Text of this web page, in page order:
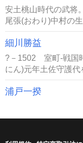
安土桃山時代の武将
尾張(おわり)中村の
細川勝益
?－1502 室町-戦国
にん)元年土佐守護
浦戸一揆